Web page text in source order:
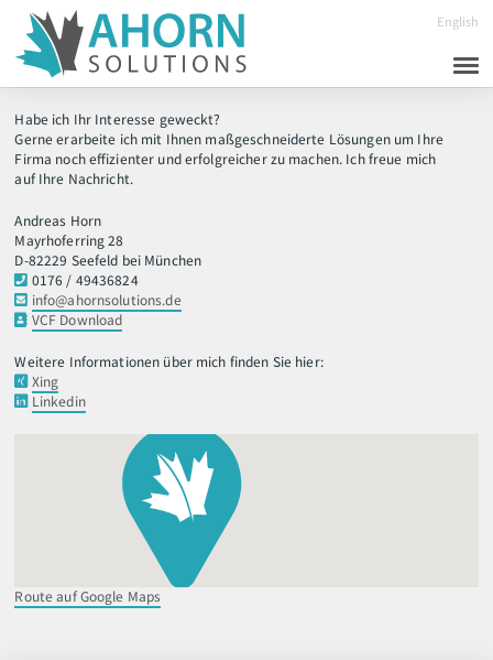
Services
Schwerpunkte
Projekte
Über mich
Kontakt
English
Habe ich Ihr Interesse geweckt?
Gerne erarbeite ich mit Ihnen maßgeschneiderte Lösungen um Ihre
Firma noch effizienter und erfolgreicher zu machen. Ich freue mich
auf Ihre Nachricht.
Andreas Horn
Mayrhoferring 28
D-82229 Seefeld bei München
0176 / 49436824
info@ahornsolutions.de
VCF Download
Weitere Informationen über mich finden Sie hier:
Xing
Linkedin
Andreas Horn
Mayrhoferring 28
82229 Seefeld
Route auf Google Maps
Route auf Google Maps